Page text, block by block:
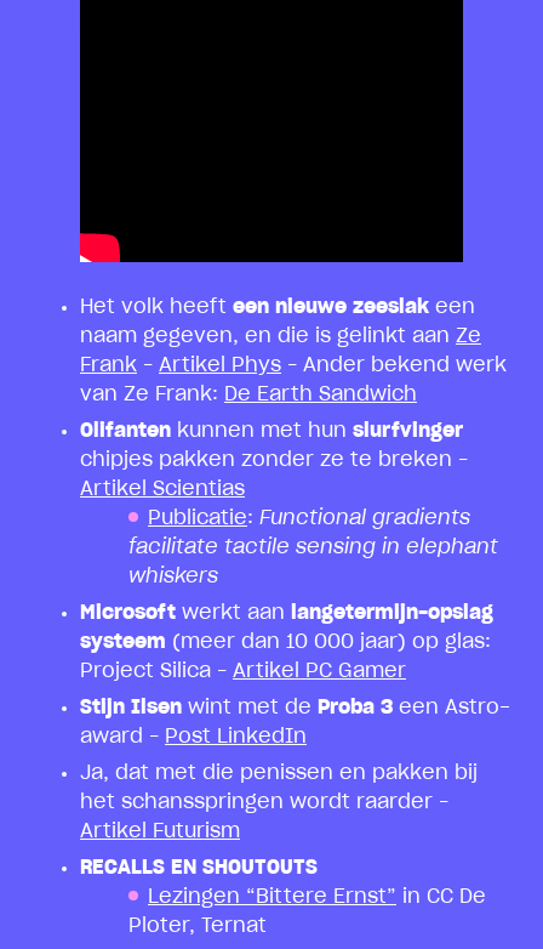
Het volk heeft een nieuwe zeeslak een
naam gegeven, en die is gelinkt aan Ze
Frank – Artikel Phys – Ander bekend werk
van Ze Frank:
De Earth Sandwich
Olifanten kunnen met hun slurfvinger
chipjes pakken zonder ze te breken –
Artikel Scientias
Publicatie: Functional gradients
facilitate tactile sensing in elephant
whiskers
Microsoft werkt aan
langetermijn-opslag
systeem (meer dan 10 000 jaar) op glas:
Project Silica – Artikel PC Gamer
Stijn Ilsen wint met de Proba 3 een Astro-
award – Post LinkedIn
Ja, dat met die penissen en pakken bij
het schansspringen wordt raarder –
Artikel Futurism
RECALLS EN SHOUTOUTS
Lezingen “Bittere Ernst” in CC De
Ploter, Ternat